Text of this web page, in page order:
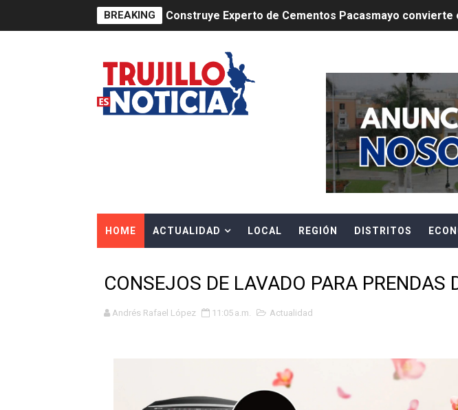
BREAKING Construye Experto de Cementos Pacasmayo
IPE: Nuevo gobierno debe priorizar el impulso a la
HIDRANDINA ALERTA SOBRE FALSOS TRABAJADORES
HIDRANDINA ADVIERTE SOBRE EL PELIGRO DE LOS
HASTA EL 2 DE AGOSTO TIENEN PLAZO PARA
Caja Arequipa lanza tercera edición del concurso
Tres de cada cuatro atenciones del OSIPTEL
OSIPTEL: nueve de cada 10 atenciones a usuarios de
GEANMARCO QUEZADA PRESTÓ JURAMENTO COMO
14 COLEGIOS DE TRUJILLO Y VIRÚ BUSCAN LA
¿Viajas por Fiestas Patrias? Así puedes evitar pagar
HOME ACTUALIDAD LOCAL REGIÓN DISTRITOS
CONSEJOS DE LAVADO PARA PRENDAS
Andrés Rafael López 11:05 a.m. Actualidad